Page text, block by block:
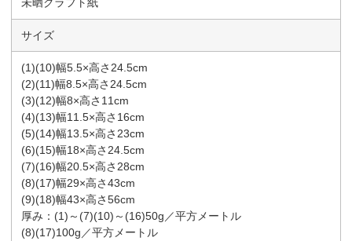
未晒クラフト紙
サイズ
(1)(10)幅5.5×高さ24.5cm
(2)(11)幅8.5×高さ24.5cm
(3)(12)幅8×高さ11cm
(4)(13)幅11.5×高さ16cm
(5)(14)幅13.5×高さ23cm
(6)(15)幅18×高さ24.5cm
(7)(16)幅20.5×高さ28cm
(8)(17)幅29×高さ43cm
(9)(18)幅43×高さ56cm
厚み：(1)～(7)(10)～(16)50g／平方メートル
(8)(17)100g／平方メートル